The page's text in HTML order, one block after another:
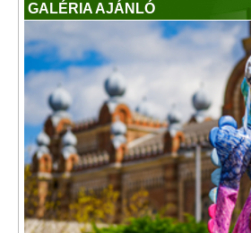
GALÉRIA AJÁNLÓ